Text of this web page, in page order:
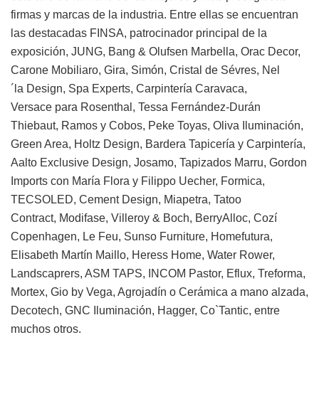
firmas y marcas de la industria. Entre ellas se encuentran
las destacadas FINSA, patrocinador principal de la
exposición, JUNG, Bang & Olufsen Marbella, Orac Decor,
Carone Mobiliaro, Gira, Simón, Cristal de Sévres, Nel
´la Design, Spa Experts, Carpintería Caravaca,
Versace para Rosenthal, Tessa Fernández-Durán
Thiebaut, Ramos y Cobos, Peke Toyas, Oliva Iluminación,
Green Area, Holtz Design, Bardera Tapicería y Carpintería,
Aalto Exclusive Design, Josamo, Tapizados Marru, Gordon
Imports con María Flora y Filippo Uecher, Formica,
TECSOLED, Cement Design, Miapetra, Tatoo
Contract, Modifase, Villeroy & Boch, BerryAlloc, Cozí
Copenhagen, Le Feu, Sunso Furniture, Homefutura,
Elisabeth Martín Maillo, Heress Home, Water Rower,
Landscaprers, ASM TAPS, INCOM Pastor, Eflux, Treforma,
Mortex, Gio by Vega, Agrojadín o Cerámica a mano alzada,
Decotech, GNC Iluminación, Hagger, Co`Tantic, entre
muchos otros.